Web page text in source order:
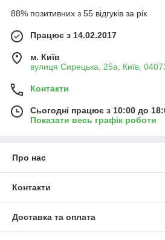
88% позитивних з 55 відгуків за рік
Працює з 14.02.2017
м. Київ
вулиця Сирецька, 25а, Київ,
Контакти
Сьогодні працює з 10:00 до
Показати весь графік роботи
Про нас
Контакти
Доставка та оплата